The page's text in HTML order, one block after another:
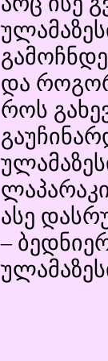
და
როს
ასე
–